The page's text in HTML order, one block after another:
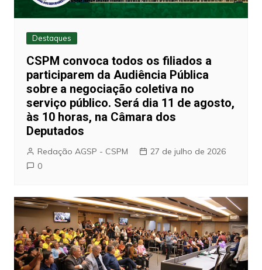
Destaques
CSPM convoca todos os filiados a
participarem da Audiência Pública
sobre a negociação coletiva no
serviço público. Será dia 11 de agosto,
às 10 horas, na Câmara dos
Deputados
Redação AGSP - CSPM
27 de julho de 2026
0